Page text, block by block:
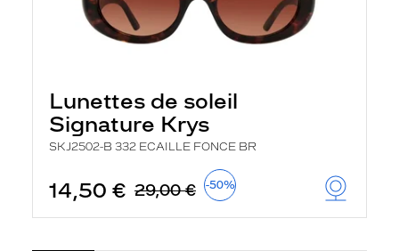
Lunettes de soleil
Signature Krys
SKJ2502-B 332 ECAILLE FONCE BR
14,50 € 29,00 € -50%